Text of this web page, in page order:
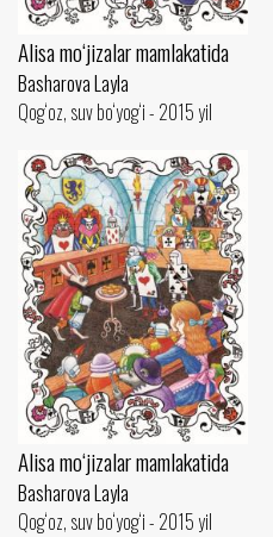
Alisa mo‘jizalar mamlakatida
Basharova Layla
Qog‘oz, suv bo‘yog‘i - 2015 yil
Alisa mo‘jizalar mamlakatida
Basharova Layla
Qog‘oz, suv bo‘yog‘i - 2015 yil